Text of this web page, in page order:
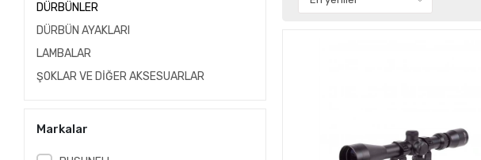
DÜRBÜNLER
DÜRBÜN AYAKLARI
LAMBALAR
ŞOKLAR VE DİĞER AKSESUARLAR
Markalar